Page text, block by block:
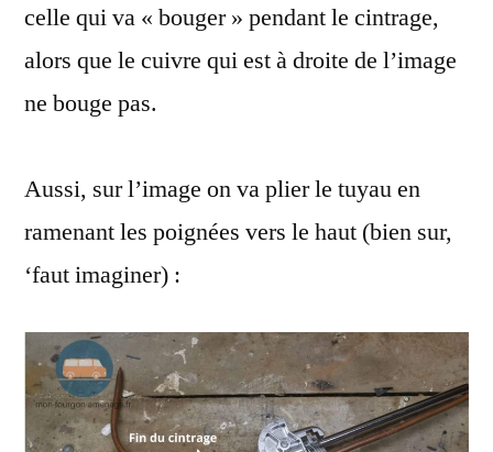
celle qui va « bouger » pendant le cintrage,
alors que le cuivre qui est à droite de l’image
ne bouge pas.
Aussi, sur l’image on va plier le tuyau en
ramenant les poignées vers le haut (bien sur,
‘faut imaginer) :